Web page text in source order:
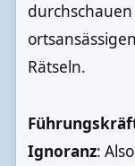
Rätseln.
Ignoranz: